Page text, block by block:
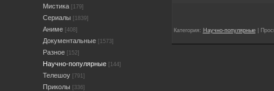
Мистика [179]
Сериалы [1839]
Аниме [408]
Документальные [1573]
Разное [152]
Научно-популярные [144]
Телешоу [791]
Приколы [336]
Категория: Научно-популярные|